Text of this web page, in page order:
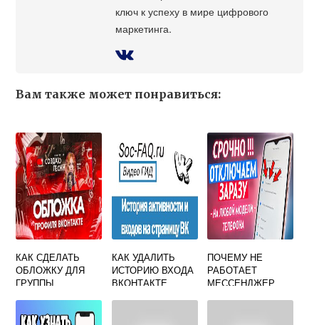
ключ к успеху в мире цифрового
маркетинга.
Вам также может понравиться:
КАК СДЕЛАТЬ
ОБЛОЖКУ ДЛЯ
ГРУППЫ
КАК УДАЛИТЬ
ИСТОРИЮ ВХОДА
ВКОНТАКТЕ
ПОЧЕМУ НЕ
РАБОТАЕТ
МЕССЕНДЖЕР